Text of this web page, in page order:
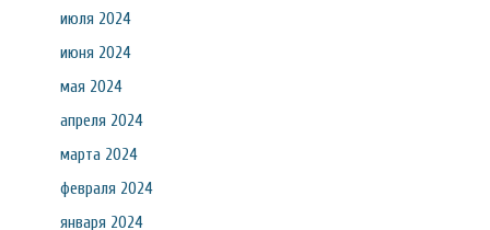
июля 2024
июня 2024
мая 2024
апреля 2024
марта 2024
февраля 2024
января 2024